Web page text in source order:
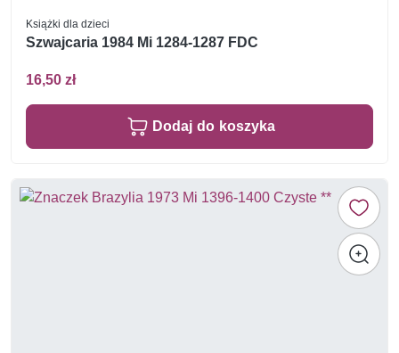
Książki dla dzieci
Szwajcaria 1984 Mi 1284-1287 FDC
16,50 zł
Dodaj do koszyka